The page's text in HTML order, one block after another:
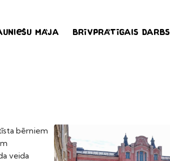
māja Brīvprātīgais darbs
bērniem
veida